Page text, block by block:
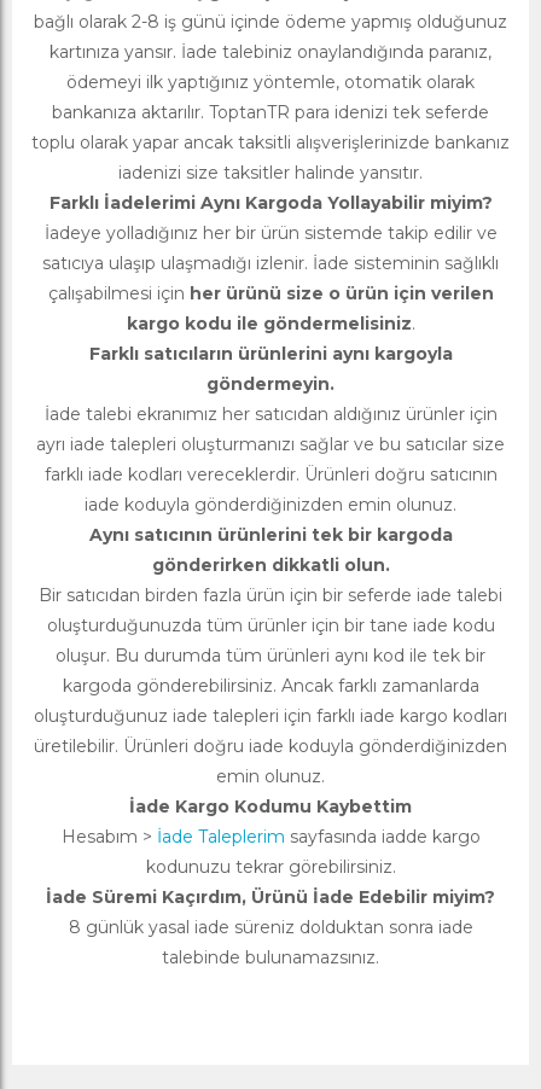
bağlı olarak 2-8 iş günü içinde ödeme yapmış olduğunuz
kartınıza yansır. İade talebiniz onaylandığında paranız,
ödemeyi ilk yaptığınız yöntemle, otomatik olarak
bankanıza aktarılır. ToptanTR para idenizi tek seferde
toplu olarak yapar ancak taksitli alışverişlerinizde bankanız
iadenizi size taksitler halinde yansıtır.
Farklı İadelerimi Aynı Kargoda Yollayabilir miyim?
İadeye yolladığınız her bir ürün sistemde takip edilir ve
satıcıya ulaşıp ulaşmadığı izlenir. İade sisteminin sağlıklı
çalışabilmesi için her ürünü size o ürün için verilen
kargo kodu ile göndermelisiniz.
Farklı satıcıların ürünlerini aynı kargoyla
göndermeyin.
İade talebi ekranımız her satıcıdan aldığınız ürünler için
ayrı iade talepleri oluşturmanızı sağlar ve bu satıcılar size
farklı iade kodları vereceklerdir. Ürünleri doğru satıcının
iade koduyla gönderdiğinizden emin olunuz.
Aynı satıcının ürünlerini tek bir kargoda
gönderirken dikkatli olun.
Bir satıcıdan birden fazla ürün için bir seferde iade talebi
oluşturduğunuzda tüm ürünler için bir tane iade kodu
oluşur. Bu durumda tüm ürünleri aynı kod ile tek bir
kargoda gönderebilirsiniz. Ancak farklı zamanlarda
oluşturduğunuz iade talepleri için farklı iade kargo kodları
üretilebilir. Ürünleri doğru iade koduyla gönderdiğinizden
emin olunuz.
İade Kargo Kodumu Kaybettim
Hesabım > İade Taleplerim sayfasında iadde kargo
kodunuzu tekrar görebilirsiniz.
İade Süremi Kaçırdım, Ürünü İade Edebilir miyim?
8 günlük yasal iade süreniz dolduktan sonra iade
talebinde bulunamazsınız.